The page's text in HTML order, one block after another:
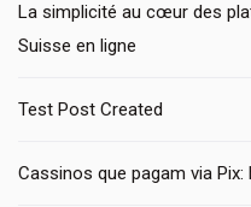
La simplicité au cœur des
Suisse en ligne
Test Post Created
Cassinos que pagam via